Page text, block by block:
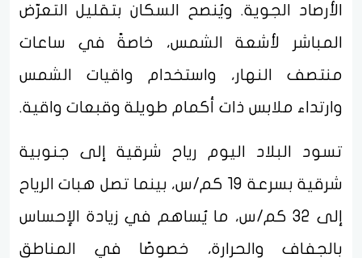
الأرصاد الجوية. ويُنصح السكان بتقليل التعرّض
المباشر لأشعة الشمس، خاصةً في ساعات
منتصف النهار، واستخدام واقيات الشمس
وارتداء ملابس ذات أكمام طويلة وقبعات واقية.
تسود البلاد اليوم رياح شرقية إلى جنوبية
شرقية بسرعة 19 كم/س، بينما تصل هبات الرياح
إلى 32 كم/س، ما يُساهم في زيادة الإحساس
بالجفاف والحرارة، خصوصًا في المناطق